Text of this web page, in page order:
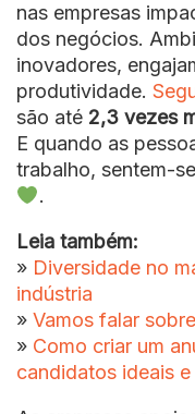
nas empresas
dos negócios.
inovadores,
produtividade.
são até 2,3 vezes
E quando as
trabalho, sentem-
.
Leia também:
» Diversidade no
indústria
» Vamos falar
» Como criar um
candidatos ideais